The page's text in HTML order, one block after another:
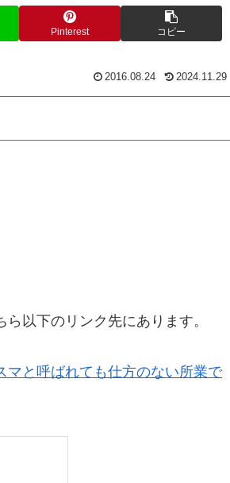
Pinterest コピー
2016.08.24 2024.11.29
以下のリンク先にあります。
マと呼ばれても仕方のない所業で